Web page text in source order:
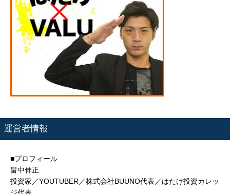
運営者情報
■プロフィール
畠中伸正
投資家／YOUTUBER／株式会社BUUNO代表／はたけ投資カレッ